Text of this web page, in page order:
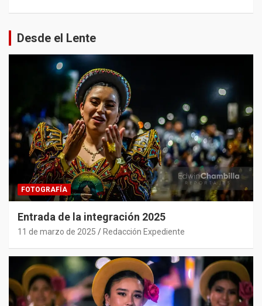
Desde el Lente
FOTOGRAFÍA
Entrada de la integración 2025
11 de marzo de 2025 Redacción Expediente